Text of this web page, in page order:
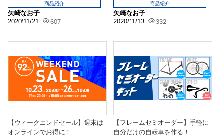
ムセールも！
矢崎なお子
2020/11/21
607
商品紹介
矢崎なお子
2020/11/13
332
商品紹介
【ウィークエンドセール】週末は
オンラインでお得に！
【フレームセミオーダー】手軽に
自分だけの自転車を作る！